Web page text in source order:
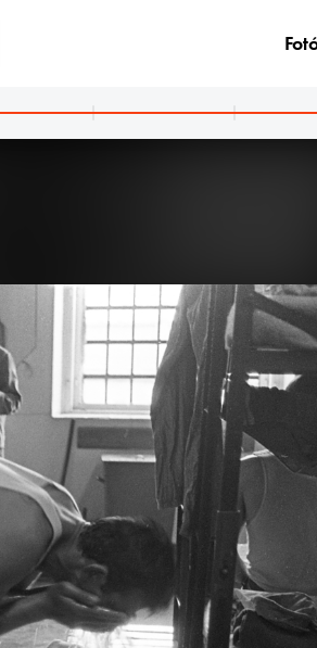
Márianosztrai Fegyház és Börtön, cipőfelsőrész csomagoló.
1987 · Márianosztra
Márianosztrai Fegyház és Börtön, labdavarró üzem.